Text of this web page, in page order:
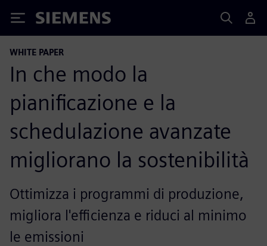
Siemens
WHITE PAPER
In che modo la
pianificazione e la
schedulazione avanzate
migliorano la sostenibilità
Ottimizza i programmi di produzione,
migliora l'efficienza e riduci al minimo
le emissioni